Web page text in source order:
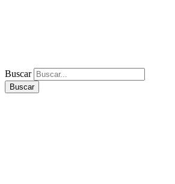
Buscar
Buscar